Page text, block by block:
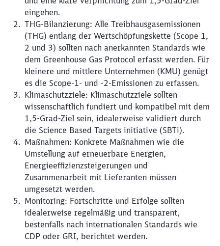
eingehen.
THG-Bilanzierung: Alle Treibhausgasemissionen
(THG) entlang der Wertschöpfungskette (Scope 1,
2 und 3) sollten nach anerkannten Standards wie
dem Greenhouse Gas Protocol erfasst werden. Für
kleinere und mittlere Unternehmen (KMU) genügt
es die Scope-1- und -2-Emissionen zu erfassen.
Klimaschutzziele: Klimaschutzziele sollten
wissenschaftlich fundiert und kompatibel mit dem
1,5-Grad-Ziel sein, idealerweise validiert durch
die Science Based Targets initiative (SBTi).
Maßnahmen: Konkrete Maßnahmen wie die
Umstellung auf erneuerbare Energien,
Energieeffizienzsteigerungen und
Zusammenarbeit mit Lieferanten müssen
umgesetzt werden.
Monitoring: Fortschritte und Erfolge sollten
idealerweise regelmäßig und transparent,
bestenfalls nach internationalen Standards wie
CDP oder GRI, berichtet werden.